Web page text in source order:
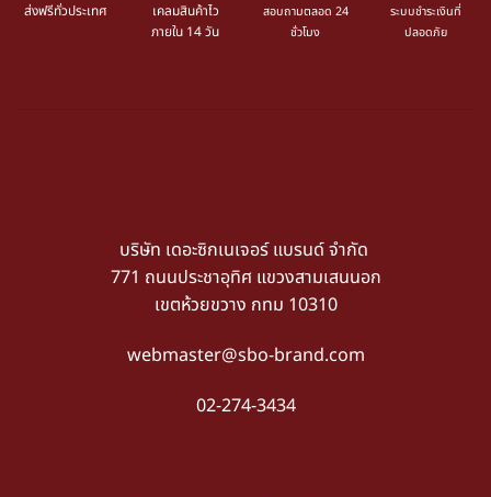
ส่งฟรีทั่วประเทศ
เคลมสินค้าไว
ภายใน 14 วัน
สอบถามตลอด 24
ชั่วโมง
ระบบชำระเงินที่
ปลอดภัย
บริษัท เดอะซิกเนเจอร์ แบรนด์ จำกัด
771 ถนนประชาอุทิศ แขวงสามเสนนอก
เขตห้วยขวาง กทม 10310
webmaster@sbo-brand.com
02-274-3434